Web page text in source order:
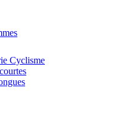
Cyclisme